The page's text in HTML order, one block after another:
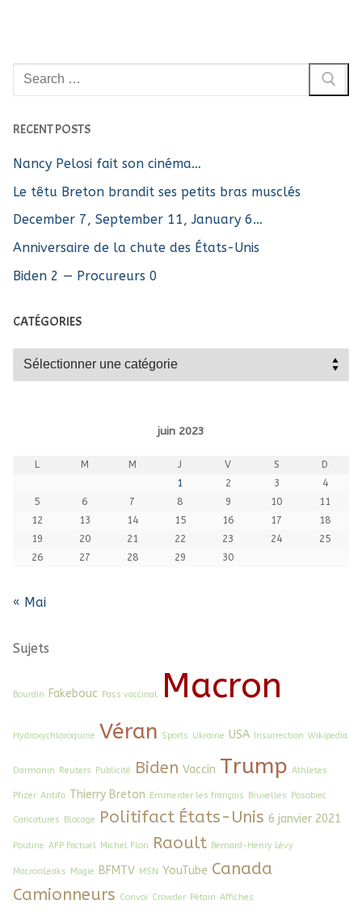
Rechercher
:
RECENT POSTS
Nancy Pelosi fait son cinéma…
Le têtu Breton brandit ses petits bras musclés
December 7, September 11, January 6…
Anniversaire de la chute des États-Unis
Biden 2 — Procureurs 0
CATÉGORIES
Catégories
juin 2023
L M M J V S
D
1
2 3
4
5
6 7 8 9 10
11
12
13 14 15 16 17
18
19
20 21 22 23 24
25
26
27 28 29 30
« Mai
Sujets
Bourdin Fakebouc Pass vaccinal Macron
Hydroxychloroquine Véran Sports Ukraine USA Insurrection Wikipedia
Darmanin Reuters Publicité Biden Vaccin Trump Athletes
Pfizer Antifa Thierry Breton Emmerder les français Bruxelles Posobiec
Caricatures Blocage Politifact États-Unis 6 janvier 2021
Poutine AFP Factuel Michel Flori Raoult Bernard-Henry Lévy
MacronLeaks Magie BFMTV MSN YouTube Canada
Camionneurs Convoi Crowder Pétain Affiches